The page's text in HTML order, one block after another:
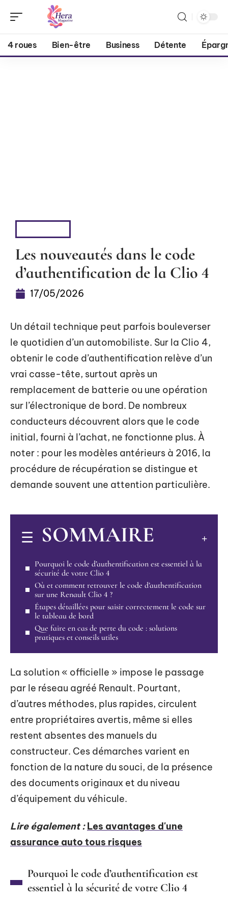
4 roues Bien-être Business Détente
Les nouveautés dans le code
d’authentification de la Clio 4
17/05/2026
Un détail technique peut parfois bouleverser
le quotidien d’un automobiliste. Sur la Clio 4,
obtenir le code d’authentification relève d’un
vrai casse-tête, surtout après un
remplacement de batterie ou une opération
sur l’électronique de bord. De nombreux
conducteurs découvrent alors que le code
initial, fourni à l’achat, ne fonctionne plus. À
noter : pour les modèles antérieurs à 2016, la
procédure de récupération se distingue et
demande souvent une attention particulière.
SOMMAIRE
Pourquoi le code d’authentification est essentiel à la
sécurité de votre Clio 4
Où et comment retrouver le code d’authentification
sur une Renault Clio 4 ?
Étapes détaillées pour saisir correctement le code sur
le tableau de bord
Que faire en cas de perte du code : solutions
pratiques et conseils utiles
La solution « officielle » impose le passage
par le réseau agréé Renault. Pourtant,
d’autres méthodes, plus rapides, circulent
entre propriétaires avertis, même si elles
restent absentes des manuels du
constructeur. Ces démarches varient en
fonction de la nature du souci, de la présence
des documents originaux et du niveau
d’équipement du véhicule.
Lire également : Les avantages d'une
assurance auto tous risques
Pourquoi le code d’authentification est
essentiel à la sécurité de votre Clio 4